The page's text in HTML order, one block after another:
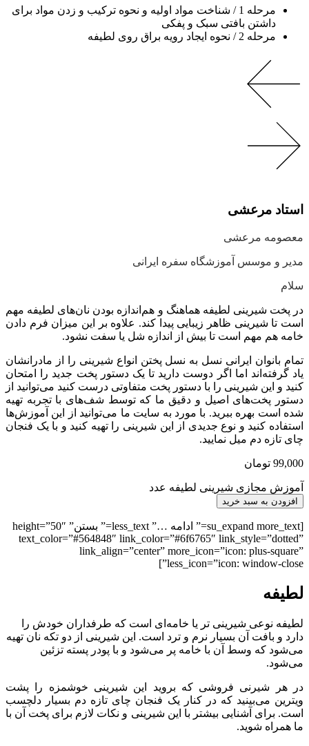
مرحله 1 / شناخت مواد اولیه و نحوه ترکیب و زدن مواد برای
داشتن بافتی سبک و پفکی
مرحله 2 / نحوه ایجاد رویه براق روی لطیفه
استاد مرعشی
معصومه مرعشی
مدیر و موسس آموزشگاه سفره ایرانی
سلام
در پخت شیرینی لطیفه هماهنگ و هم‌اندازه بودن نان‌های لطیفه مهم
است تا شیرینی ظاهر زیبایی پیدا کند. علاوه بر این میزان فرم دادن
خامه هم مهم است تا بیش از اندازه شل یا سفت نشود.
تمام بانوان ایرانی نسل به نسل پختن انواع شیرینی را از مادرانشان
یاد گرفته‌اند اما اگر دوست دارید تا یک دستور پخت جدید را امتحان
کنید و این شیرینی را با دستور پخت متفاوتی درست کنید می‌توانید از
دستور پخت‌های اصیل و دقیق ما که توسط شف‌های با تجربه تهیه
شده است بهره ببرید. با مورد به سایت ما می‌توانید از این آموزش‌ها
استفاده کنید و نوع جدیدی از این شیرینی را تهیه کنید و با یک فنجان
چای تازه دم میل نمایید.
99,000 تومان
آموزش مجازی شیرینی لطیفه عدد
افزودن به سبد خرید
[su_expand more_text=” ادامه …” less_text=” بستن” height=”50″
text_color=”#564848″ link_color=”#6f6765″ link_style=”dotted”
link_align=”center” more_icon=”icon: plus-square”
less_icon=”icon: window-close”]
لطیفه
لطیفه نوعی شیرینی تر یا خامه‌ای است که طرفداران خودش را
دارد و بافت آن بسیار نرم و ترد است. این شیرینی از دو تکه نان تهیه
می‌شود که وسط آن با خامه پر می‌شود و با پودر پسته تزئین
می‌شود.
در هر شیرنی فروشی که بروید این شیرینی خوشمزه را پشت
ویترین می‌بینید که در کنار یک فنجان چای تازه دم بسیار دلچسب
است. برای آشنایی بیشتر با این شیرینی و نکات لازم برای پخت آن با
ما همراه شوید.